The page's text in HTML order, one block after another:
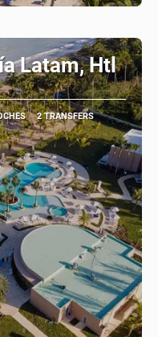
Latam, Htl
2 TRANSFERS